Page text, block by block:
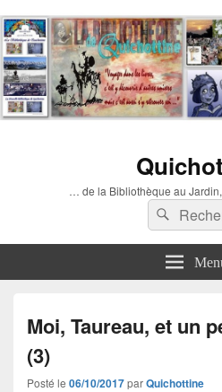
… de la Bibliothèque au
Recherche
Moi, Taureau, et un
(3)
Posté le 06/10/2017parQuichottine